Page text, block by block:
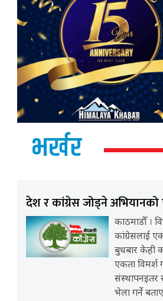
भर्खर
देश र कांग्रेस जोड्ने अभियानको
काठमाडौँ ।
कांग्रेसलाई
बुधबार केही
एकता विमर्श
संस्थापनइतर
भेला गर्ने